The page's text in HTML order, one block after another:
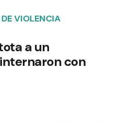
VIOLENCIA
a un
con